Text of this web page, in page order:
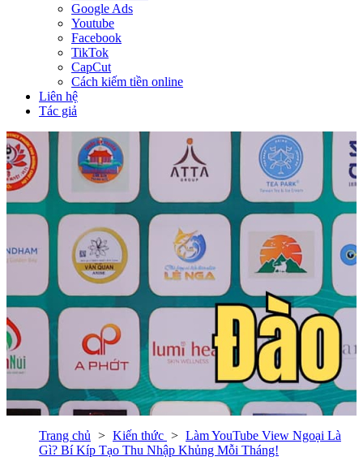
Google Ads
Youtube
Facebook
TikTok
CapCut
Cách kiếm tiền online
Liên hệ
Tác giả
Trang chủ Kiến thức
Làm YouTube View Ngoại Là
Gì? Bí Kíp Tạo Thu Nhập Khủng Mỗi Tháng!